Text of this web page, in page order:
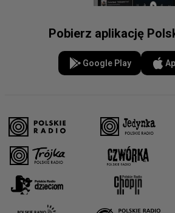
Pobierz aplikację
Google Play